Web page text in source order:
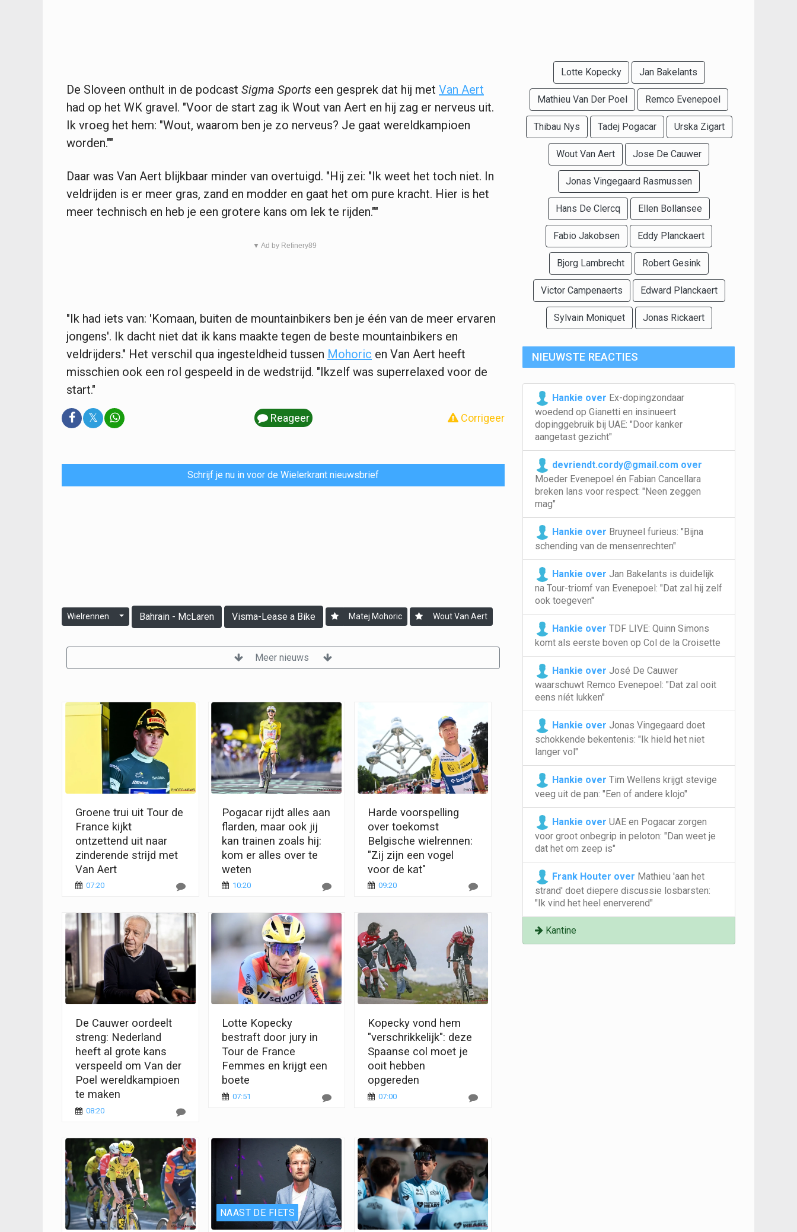
De Sloveen onthult in de podcast Sigma Sports een gesprek dat hij met Van Aert
had op het WK gravel. "Voor de start zag ik Wout van Aert en hij zag er nerveus uit.
Ik vroeg het hem: "Wout, waarom ben je zo nerveus? Je gaat wereldkampioen
worden.""
Daar was Van Aert blijkbaar minder van overtuigd. "Hij zei: "Ik weet het toch niet. In
veldrijden is er meer gras, zand en modder en gaat het om pure kracht. Hier is het
meer technisch en heb je een grotere kans om lek te rijden.""
▼ Ad by Refinery89
"Ik had iets van: 'Komaan, buiten de mountainbikers ben je één van de meer ervaren
jongens'. Ik dacht niet dat ik kans maakte tegen de beste mountainbikers en
veldrijders." Het verschil qua ingesteldheid tussen Mohoric en Van Aert heeft
misschien ook een rol gespeeld in de wedstrijd. "Ikzelf was superrelaxed voor de
start."
𝕏 Reageer Corrigeer
Schrijf je nu in voor de Wielerkrant nieuwsbrief
Wielrennen Bahrain - McLaren Visma-Lease a Bike Matej Mohoric Wout Van Aert
Meer nieuws
Groene trui uit Tour de
France kijkt
ontzettend uit naar
zinderende strijd met
Van Aert
07:20
Pogacar rijdt alles aan
flarden, maar ook jij
kan trainen zoals hij:
kom er alles over te
weten
10:20
Harde voorspelling
over toekomst
Belgische wielrennen:
"Zij zijn een vogel
voor de kat"
09:20
De Cauwer oordeelt
streng: Nederland
heeft al grote kans
verspeeld om Van der
Poel wereldkampioen
te maken
08:20
Lotte Kopecky
bestraft door jury in
Tour de France
Femmes en krijgt een
boete
07:51
Kopecky vond hem
"verschrikkelijk": deze
Spaanse col moet je
ooit hebben
opgereden
07:00
NAAST DE FIETS
Lotte Kopecky Jan Bakelants
Mathieu Van Der Poel Remco Evenepoel
Thibau Nys Tadej Pogacar Urska Zigart
Wout Van Aert Jose De Cauwer
Jonas Vingegaard Rasmussen
Hans De Clercq Ellen Bollansee
Fabio Jakobsen Eddy Planckaert
Bjorg Lambrecht Robert Gesink
Victor Campenaerts Edward Planckaert
Sylvain Moniquet Jonas Rickaert
NIEUWSTE REACTIES
Hankie over Ex-dopingzondaar
woedend op Gianetti en insinueert
dopinggebruik bij UAE: "Door kanker
aangetast gezicht"
devriendt.cordy@gmail.com over
Moeder Evenepoel én Fabian Cancellara
breken lans voor respect: "Neen zeggen
mag"
Hankie over Bruyneel furieus: "Bijna
schending van de mensenrechten"
Hankie over Jan Bakelants is duidelijk
na Tour-triomf van Evenepoel: "Dat zal hij zelf
ook toegeven"
Hankie over TDF LIVE: Quinn Simons
komt als eerste boven op Col de la Croisette
Hankie over José De Cauwer
waarschuwt Remco Evenepoel: "Dat zal ooit
eens níét lukken"
Hankie over Jonas Vingegaard doet
schokkende bekentenis: "Ik hield het niet
langer vol"
Hankie over Tim Wellens krijgt stevige
veeg uit de pan: "Een of andere klojo"
Hankie over UAE en Pogacar zorgen
voor groot onbegrip in peloton: "Dan weet je
dat het om zeep is"
Frank Houter over Mathieu 'aan het
strand' doet diepere discussie losbarsten:
"Ik vind het heel enerverend"
Kantine